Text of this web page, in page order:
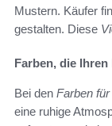
Mustern. Käufer
gestalten. Diese
Farben, die
Bei den Farben
eine ruhige